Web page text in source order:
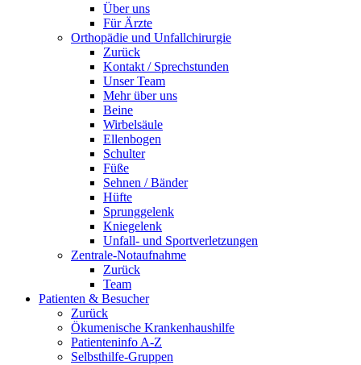
Über uns
Für Ärzte
Orthopädie und Unfallchirurgie
Zurück
Kontakt / Sprechstunden
Unser Team
Mehr über uns
Beine
Wirbelsäule
Ellenbogen
Schulter
Füße
Sehnen / Bänder
Hüfte
Sprunggelenk
Kniegelenk
Unfall- und Sportverletzungen
Zentrale-Notaufnahme
Zurück
Team
Patienten & Besucher
Zurück
Ökumenische Krankenhaushilfe
Patienteninfo A-Z
Selbsthilfe-Gruppen